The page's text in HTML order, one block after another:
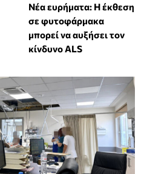
Νέα ευρήματα: Η έκθεση
σε φυτοφάρμακα
μπορεί να αυξήσει τον
κίνδυνο ALS